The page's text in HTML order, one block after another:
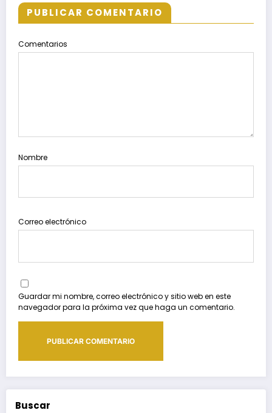
PUBLICAR COMENTARIO
Comentarios
Nombre
Correo electrónico
Guardar mi nombre, correo electrónico y sitio web en este
navegador para la próxima vez que haga un comentario.
Buscar